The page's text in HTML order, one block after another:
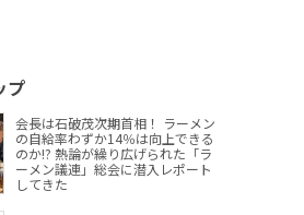
プ
会長は石破茂次期首相！ ラーメン
の自給率わずか14％は向上できる
のか!? 熱論が繰り広げられた「ラ
ーメン議連」総会に潜入レポート
してきた